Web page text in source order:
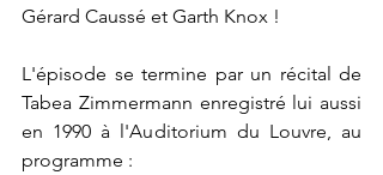
Gérard Caussé et Garth Knox !
L'épisode se termine par un récital de
Tabea Zimmermann enregistré lui aussi
en 1990 à l'Auditorium du Louvre, au
programme :